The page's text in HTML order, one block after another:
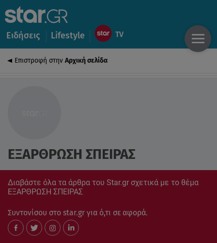
Ειδήσεις Lifestyle
Επιστροφή στην Αρχική σελίδα
ΕΞΑΡΘΡΩΣΗ ΣΠΕΙΡΑΣ
Διαβάστε όλα τα άρθρα του Star.gr σχετικά με το θέμα
ΕΞΑΡΘΡΩΣΗ ΣΠΕΙΡΑΣ
Συντονίσου στο star.gr για ό,τι σε αφορά.